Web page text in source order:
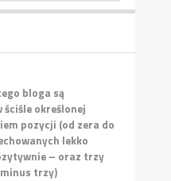
bloga są
określonej
pozycji (od zera do
lekko
– oraz trzy
trzy)